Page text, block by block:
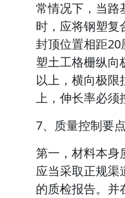
常情况下，当路
时，应将钢塑复
封顶位置相距
塑土工格栅纵向
以上，横向极限
上，伸长率必须
7、质量控制要点
第一，材料本身
应当采取正规渠
的质检报告。并